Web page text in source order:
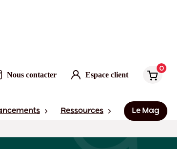
Nous contacter Espace client
0
Ressources Le Mag